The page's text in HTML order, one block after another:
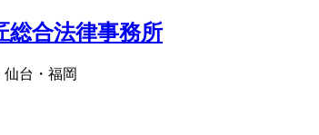
台・福岡